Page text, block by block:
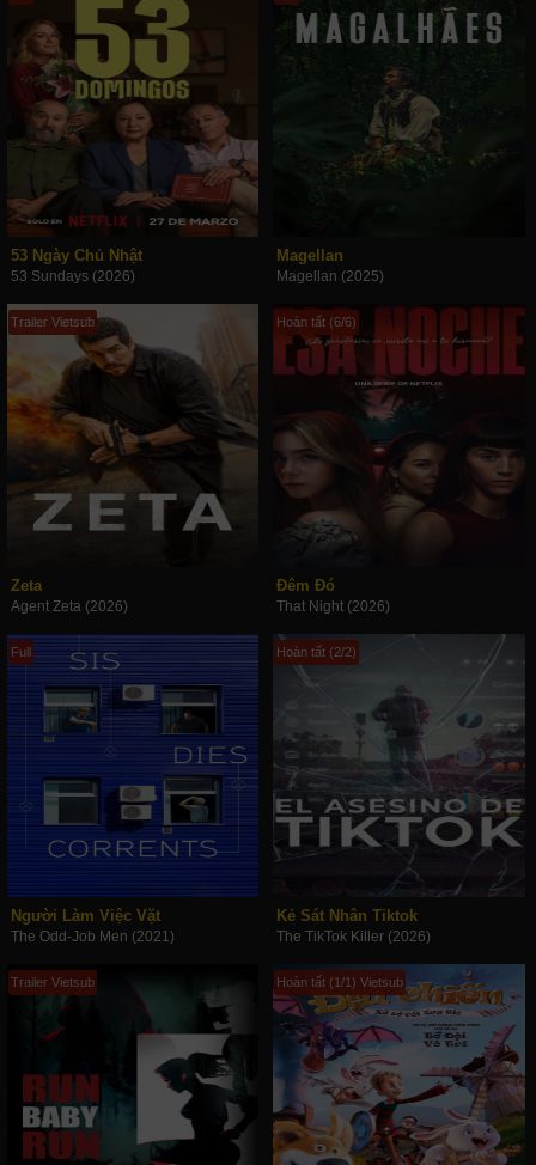
53 Ngày Chủ Nhật
53 Sundays (2026)
Magellan
Magellan (2025)
Trailer Vietsub
Zeta
Agent Zeta (2026)
Hoàn tất (6/6)
Đêm Đó
That Night (2026)
Full
Người Làm Việc Vặt
The Odd-Job Men (2021)
Hoàn tất (2/2)
Kẻ Sát Nhân Tiktok
The TikTok Killer (2026)
Trailer Vietsub Hoàn tất (1/1) Vietsub